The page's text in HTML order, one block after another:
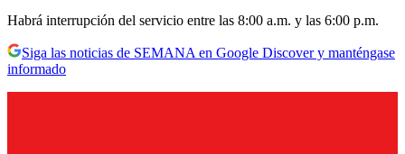
Habrá interrupción del servicio entre las 8:00 a.m. y las 6:00 p.m.
Siga las noticias de SEMANA en Google Discover y manténgase
informado